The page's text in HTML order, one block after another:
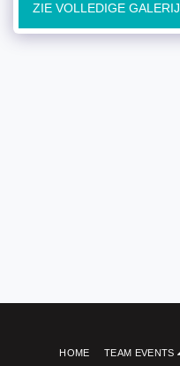
ZIE VOLLEDIGE GALERIJ
HOME TEAM EVENTS